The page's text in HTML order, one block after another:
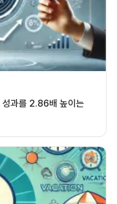
성과를 2.86배 높이는